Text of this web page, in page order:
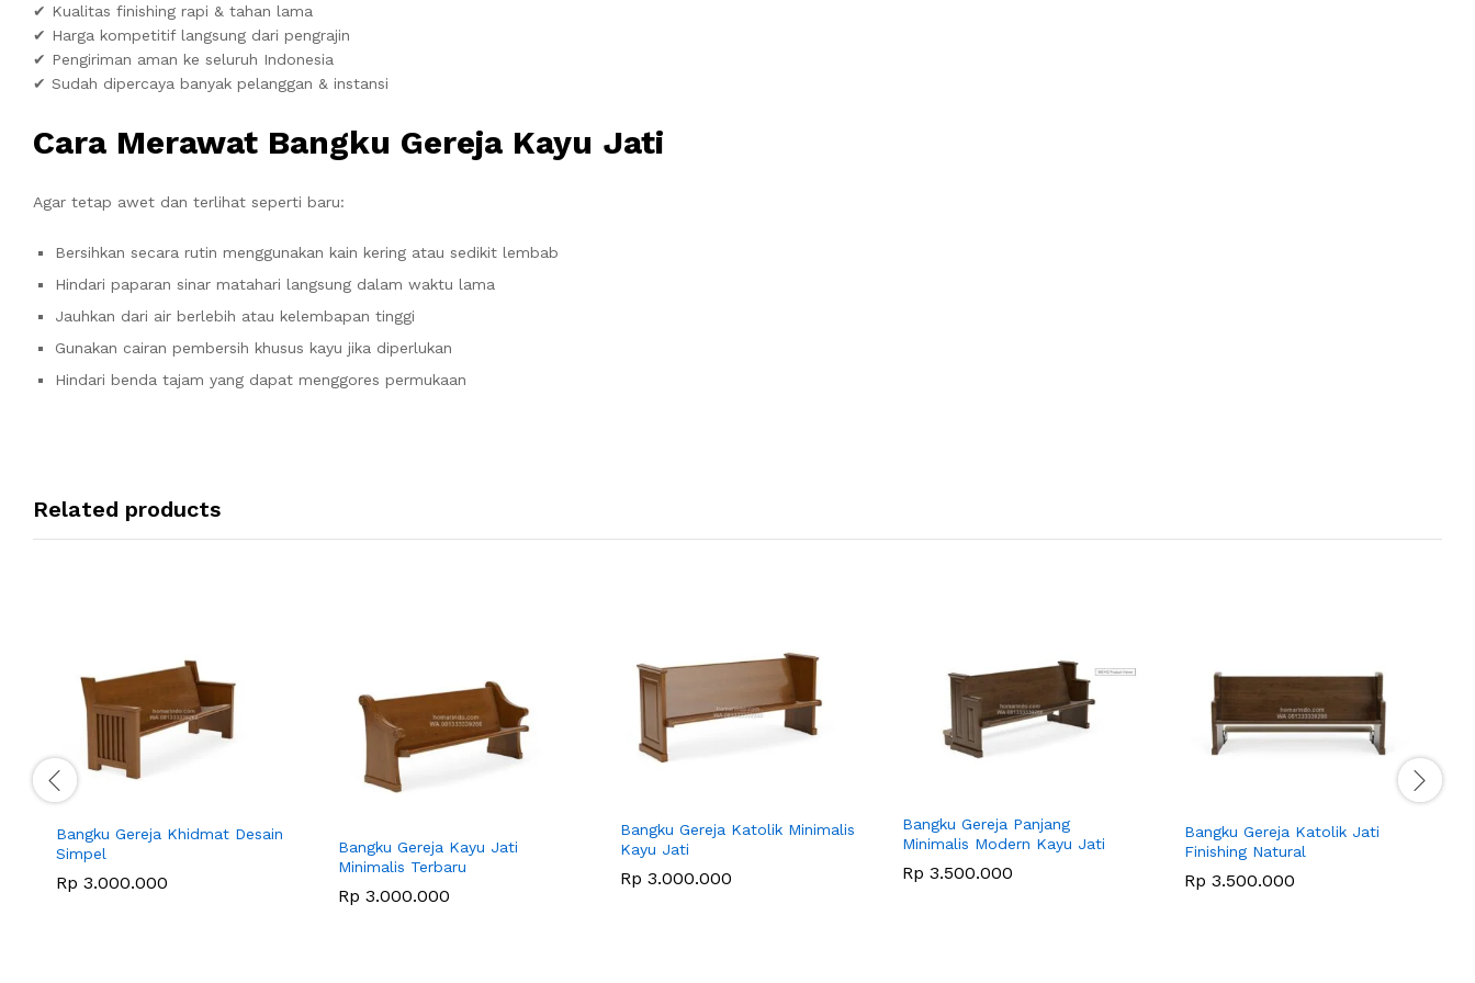
✔ Kualitas finishing rapi & tahan lama
✔ Harga kompetitif langsung dari pengrajin
✔ Pengiriman aman ke seluruh Indonesia
✔ Sudah dipercaya banyak pelanggan & instansi
Cara Merawat Bangku Gereja Kayu Jati
Agar tetap awet dan terlihat seperti baru:
Bersihkan secara rutin menggunakan kain kering atau sedikit lembab
Hindari paparan sinar matahari langsung dalam waktu lama
Jauhkan dari air berlebih atau kelembapan tinggi
Gunakan cairan pembersih khusus kayu jika diperlukan
Hindari benda tajam yang dapat menggores permukaan
Related products
Bangku Gereja Khidmat Desain
Simpel
Rp 3.000.000
Bangku Gereja Kayu Jati
Minimalis Terbaru
Rp 3.000.000
Bangku Gereja Katolik Minimalis
Kayu Jati
Rp 3.000.000
Bangku Gereja Panjang
Minimalis Modern Kayu Jati
Rp 3.500.000
Bangku Gereja Katolik Jati
Finishing Natural
Rp 3.500.000